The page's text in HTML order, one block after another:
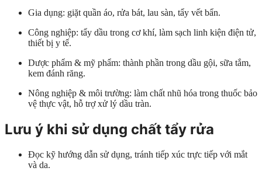
Gia dụng: giặt quần áo, rửa bát, lau sàn, tẩy vết bẩn.
Công nghiệp: tẩy dầu trong cơ khí, làm sạch linh kiện điện tử,
thiết bị y tế.
Dược phẩm & mỹ phẩm: thành phần trong dầu gội, sữa tắm,
kem đánh răng.
Nông nghiệp & môi trường: làm chất nhũ hóa trong thuốc bảo
vệ thực vật, hỗ trợ xử lý dầu tràn.
Lưu ý khi sử dụng chất tẩy rửa
Đọc kỹ hướng dẫn sử dụng, tránh tiếp xúc trực tiếp với mắt
và da.